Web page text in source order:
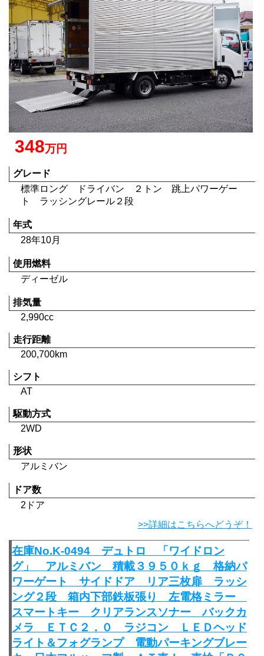
348万円
グレード
標準ロング ドライバン ２トン 跳上パワーゲー
ト ラッシングレール２段
年式
28年10月
使用燃料
ディーゼル
排気量
2,990cc
走行距離
200,700km
シフト
AT
駆動方式
2WD
形状
アルミバン
ドア数
2ドア
>>詳細はこちらへどうぞ！
在庫No.K-0494 デュトロ 「ワイドロン
グ」 アルミバン 積載３９５０ｋｇ 格納パ
ワーゲート サイドドア リア三枚扉 ラッシ
ング２段 箱内下部鉄板張り 左電格ミラー
スマートキー クリアランスソナー バックカ
メラ ＥＴＣ２．０ ラジコン ＬＥＤヘッド
ライト＆フォグランプ 電動パーキングブレー